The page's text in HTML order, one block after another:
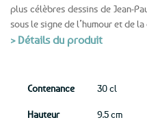
plus célèbres dessins de Jean-
sous le signe de l’humour et de
> Détails du produit
Contenance 30 cl
Hauteur 9.5 cm